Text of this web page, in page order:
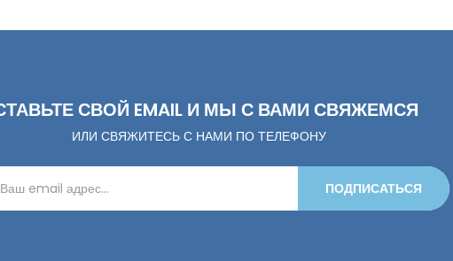
СВОЙ EMAIL И МЫ С ВАМИ СВЯЖЕМСЯ
ИЛИ СВЯЖИТЕСЬ С НАМИ ПО ТЕЛЕФОНУ
ПОДПИСАТЬСЯ